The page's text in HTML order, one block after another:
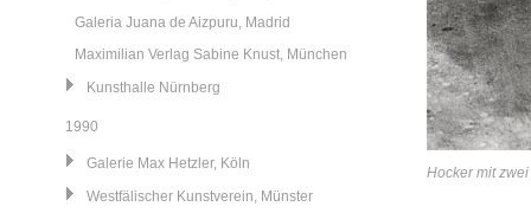
Hocker mit
Galeria Juana de Aizpuru, Madrid
Maximilian Verlag Sabine Knust, München
Kunsthalle Nürnberg
1990
Galerie Max Hetzler, Köln
Westfälischer Kunstverein, Münster